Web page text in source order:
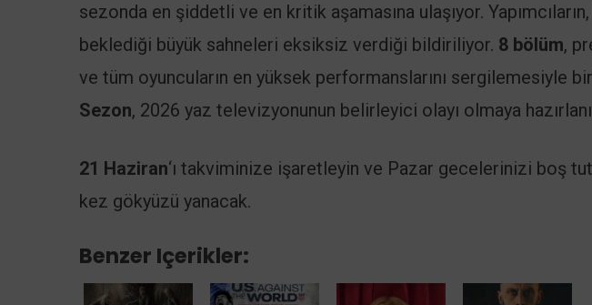
sezonda en şiddetli ve en kritik aşamasına ulaşıyor.
beklediği büyük sahneleri eksiksiz verdiği bildiriliyor. 8 bölüm,
ve tüm oyuncuların en yüksek performanslarını sergilemesiyle
Sezon, 2026 yaz televizyonunun belirleyici olayı olmaya
21 Haziran‘ı takviminize işaretleyin ve Pazar gecelerinizi boş
kez gökyüzü yanacak.
Benzer Içerikler: